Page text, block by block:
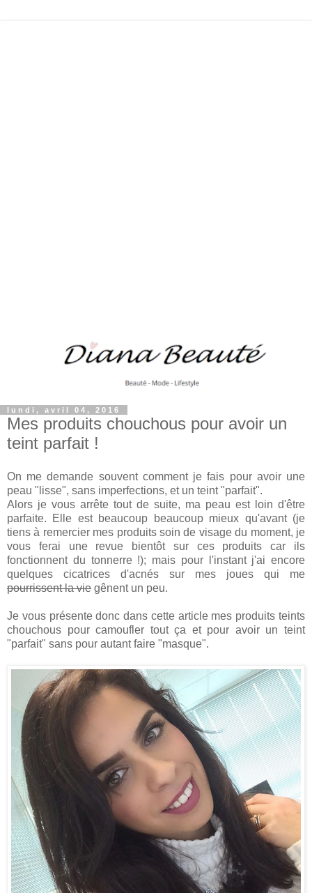
lundi, avril 04, 2016
Mes produits chouchous pour avoir un
teint parfait !
On me demande souvent comment je fais pour avoir une
peau "lisse", sans imperfections, et un teint "parfait".
Alors je vous arrête tout de suite, ma peau est loin d'être
parfaite. Elle est beaucoup beaucoup mieux qu'avant (je
tiens à remercier mes produits soin de visage du moment, je
vous ferai une revue bientôt sur ces produits car ils
fonctionnent du tonnerre !); mais pour l'instant j'ai encore
quelques cicatrices d'acnés sur mes joues qui me
pourrissent la vie gênent un peu.
Je vous présente donc dans cette article mes produits teints
chouchous pour camoufler tout ça et pour avoir un teint
"parfait" sans pour autant faire "masque".